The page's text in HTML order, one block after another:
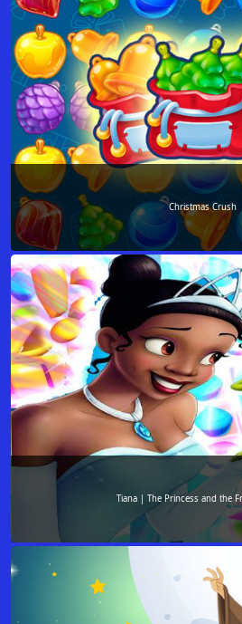
Christmas Crush
Tiana | The Princess and the